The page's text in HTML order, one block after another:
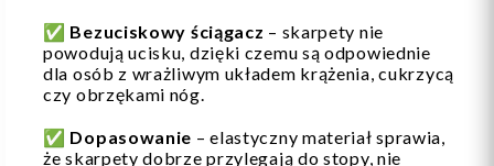
✅ Bezuciskowy ściągacz – skarpety nie
powodują ucisku, dzięki czemu są odpowiednie
dla osób z wrażliwym układem krążenia, cukrzycą
czy obrzękami nóg.
✅ Dopasowanie – elastyczny materiał sprawia,
że skarpety dobrze przylegają do stopy, nie